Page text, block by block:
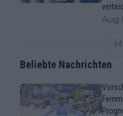
Aug
Beliebte Nachrichten